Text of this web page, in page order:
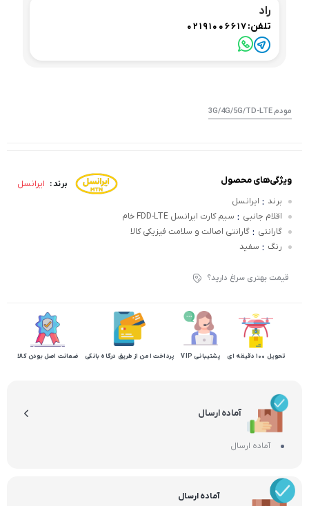
راد
تلفن:02191006617
مودم 3G/4G/5G/TD-LTE
برند : ایرانسل ویژگی‌های محصول
برند : ایرانسل
اقلام جانبی : سیم کارت ایرانسل FDD-LTE خام
گارانتی : گارانتی اصالت و سلامت فیزیکی کالا
رنگ : سفید
قیمت بهتری سراغ دارید؟
تحویل 100 دقیقه ای پشتیبانی VIP پرداخت امن از طریق درگاه بانکی ضمانت اصل بودن کالا
آماده ارسال
آماده ارسال
آماده ارسال